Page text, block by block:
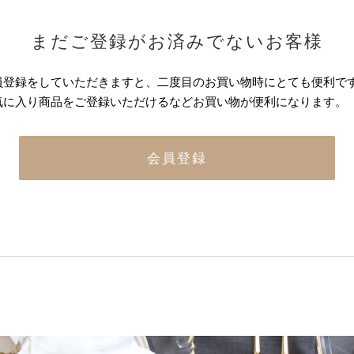
まだご登録がお済みでないお客様
登録をしていただきますと、二度目のお買い物時にとても便利で
に入り商品をご登録いただけるなどお買い物が便利になります。
会員登録